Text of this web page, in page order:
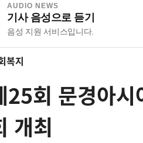
AUDIO NEWS
기사 음성으로 듣기
음성 지원 서비스입니다.
복지
25회 문경아시
개최